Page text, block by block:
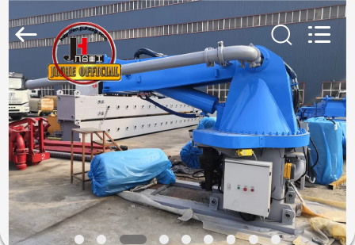
RUMAH
PRODUK
VIDEO
PERTUNJUKAN
Industry
Machinery
Ltd.
Reserved.